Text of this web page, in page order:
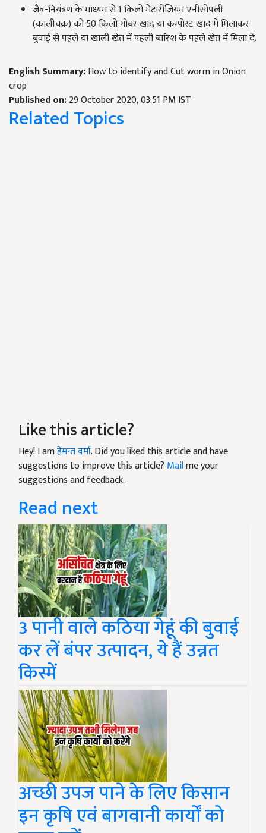
जैव-नियंत्रण के माध्यम से 1 किलो मेटारीजियम एनीसोपली
(कालीचक्र) को 50 किलो गोबर खाद या कम्पोस्ट खाद में मिलाकर
बुवाई से पहले या खाली खेत में पहली बारिश के पहले खेत में मिला दें.
English Summary:How to identify and Cut worm in Onion
crop
Published on:29 October 2020, 03:51 PM IST
Related Topics
Like this article?
Hey! I amहेमन्त वर्मा. Did you liked this article and have
suggestions to improve this article? Mailme your
suggestions and feedback.
Read next
3 पानी वाले कठिया गेहूं की बुवाई
कर लें बंपर उत्पादन, ये हैं उन्नत
किस्में
अच्छी उपज पाने के लिए किसान
इन कृषि एवं बागवानी कार्यों को